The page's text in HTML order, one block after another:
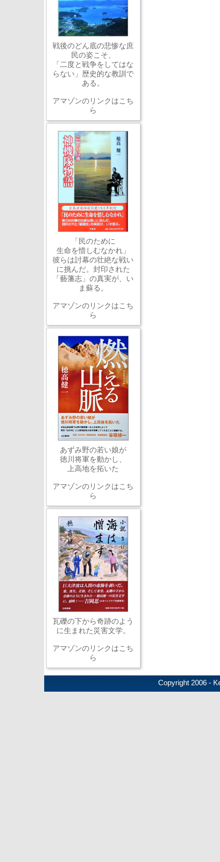
戦後のどん底の悲惨な庶
民の姿こそ、
「二度と戦争をしてはな
らない」歴史的な教訓で
ある。
アマゾンのリンクはこち
ら
「民のために
生命を惜しむなかれ」
彼らは討幕の壮絶な戦い
に挑んだ。封印された
「藝藩志」の真実が、い
ま蘇る。
アマゾンのリンクはこち
ら
あずみ野の若い娘が
徳川将軍を動かし、
上高地を拓いた
アマゾンのリンクはこち
ら
瓦礫の下から奇跡のよう
に生まれた災害文学。
アマゾンのリンクはこち
ら
Copyright 2006 -